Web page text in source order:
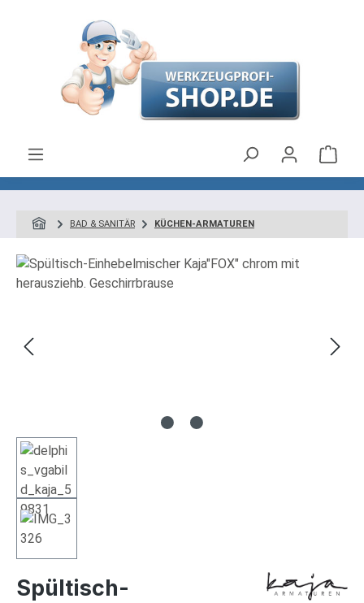
Zum Hauptinhalt springen
BAD & SANITÄR KÜCHEN-ARMATUREN
Bildergalerie überspringen
Spültisch-